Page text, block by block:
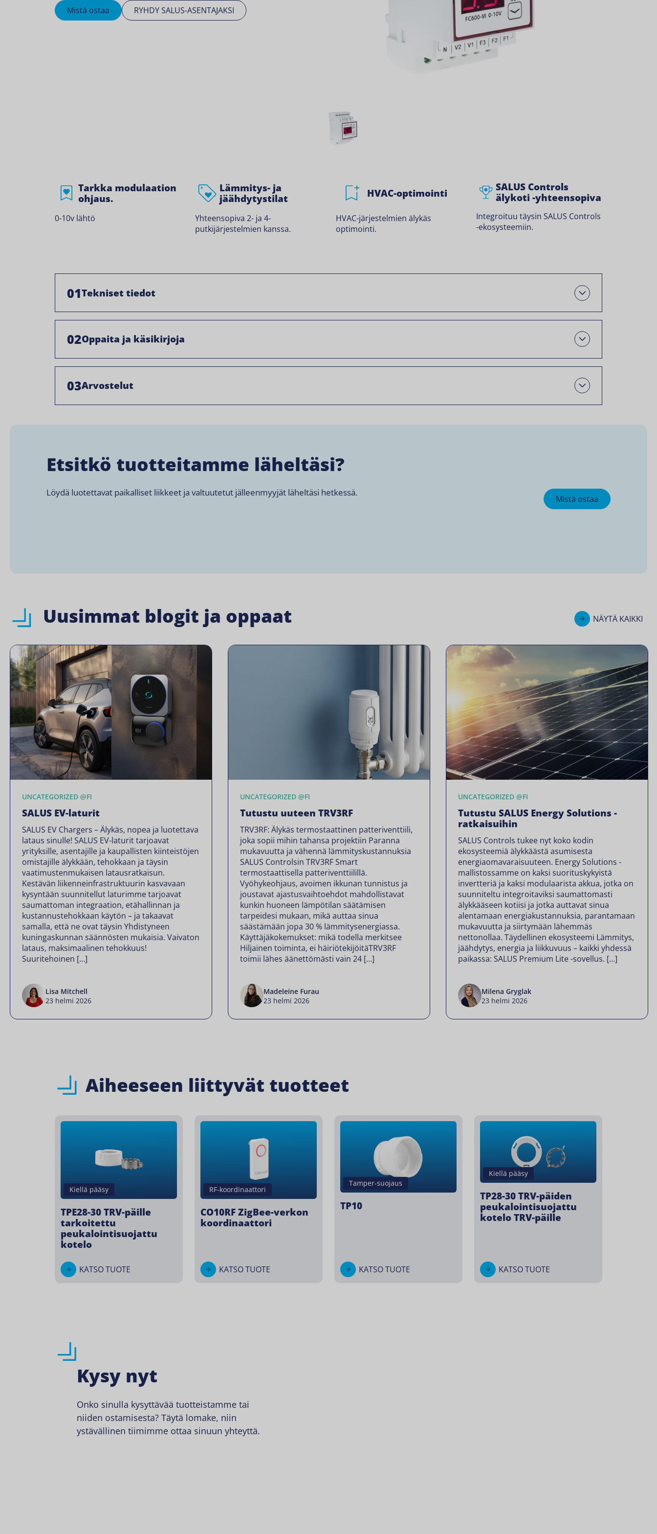
Mistä ostaa RYHDY SALUS-ASENTAJAKSI
Tarkka modulaation
ohjaus.
0-10v lähtö
Lämmitys- ja
jäähdytystilat
Yhteensopiva 2- ja 4-
putkijärjestelmien kanssa.
HVAC-optimointi
HVAC-järjestelmien älykäs
optimointi.
SALUS Controls
älykoti -yhteensopiva
Integroituu täysin SALUS Controls
-ekosysteemiin.
01Tekniset tiedot Avaa
02Oppaita ja käsikirjoja Open
03Arvostelut Open
Etsitkö tuotteitamme läheltäsi?
Löydä luotettavat paikalliset liikkeet ja valtuutetut jälleenmyyjät läheltäsi hetkessä.
Mistä ostaa
Uusimmat blogit ja oppaat NÄYTÄ KAIKKI
UNCATEGORIZED @FI
SALUS EV-laturit
SALUS EV Chargers – Älykäs, nopea ja luotettava
lataus sinulle! SALUS EV-laturit tarjoavat
yrityksille, asentajille ja kaupallisten kiinteistöjen
omistajille älykkään, tehokkaan ja täysin
vaatimustenmukaisen latausratkaisun.
Kestävän liikenneinfrastruktuurin kasvavaan
kysyntään suunnitellut laturimme tarjoavat
saumattoman integraation, etähallinnan ja
kustannustehokkaan käytön – ja takaavat
samalla, että ne ovat täysin Yhdistyneen
kuningaskunnan säännösten mukaisia. Vaivaton
lataus, maksimaalinen tehokkuus!
Suuritehoinen […]
Lisa Mitchell
23 helmi 2026
UNCATEGORIZED @FI
Tutustu uuteen TRV3RF
TRV3RF: Älykäs termostaattinen patteriventtiili,
joka sopii mihin tahansa projektiin Paranna
mukavuutta ja vähennä lämmityskustannuksia
SALUS Controlsin TRV3RF Smart
termostaattisella patteriventtiilillä.
Vyöhykeohjaus, avoimen ikkunan tunnistus ja
joustavat ajastusvaihtoehdot mahdollistavat
kunkin huoneen lämpötilan säätämisen
tarpeidesi mukaan, mikä auttaa sinua
säästämään jopa 30 % lämmitysenergiassa.
Käyttäjäkokemukset: mikä todella merkitsee
Hiljainen toiminta, ei häiriötekijöitäTRV3RF
toimii lähes äänettömästi vain 24 […]
Madeleine Furau
23 helmi 2026
UNCATEGORIZED @FI
Tutustu SALUS Energy Solutions -
ratkaisuihin
SALUS Controls tukee nyt koko kodin
ekosysteemiä älykkäästä asumisesta
energiaomavaraisuuteen. Energy Solutions -
mallistossamme on kaksi suorituskykyistä
invertteriä ja kaksi modulaarista akkua, jotka on
suunniteltu integroitaviksi saumattomasti
älykkääseen kotiisi ja jotka auttavat sinua
alentamaan energiakustannuksia, parantamaan
mukavuutta ja siirtymään lähemmäs
nettonollaa. Täydellinen ekosysteemi Lämmitys,
jäähdytys, energia ja liikkuvuus – kaikki yhdessä
paikassa: SALUS Premium Lite -sovellus. […]
Milena Gryglak
23 helmi 2026
Aiheeseen liittyvät tuotteet
Kiellä pääsy
TPE28-30 TRV-päille
tarkoitettu
peukalointisuojattu
kotelo
KATSO TUOTE
RF-koordinaattori
CO10RF ZigBee-verkon
koordinaattori
KATSO TUOTE
Tamper-suojaus
TP10
KATSO TUOTE
Kiellä pääsy
TP28-30 TRV-päiden
peukalointisuojattu
kotelo TRV-päille
KATSO TUOTE
Kysy nyt
Onko sinulla kysyttävää tuotteistamme tai
niiden ostamisesta? Täytä lomake, niin
ystävällinen tiimimme ottaa sinuun yhteyttä.